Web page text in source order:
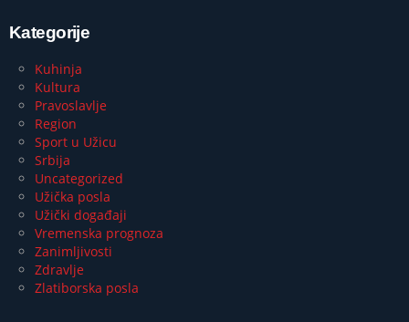
Kategorije
Kuhinja
Kultura
Pravoslavlje
Region
Sport u Užicu
Srbija
Uncategorized
Užička posla
Užički događaji
Vremenska prognoza
Zanimljivosti
Zdravlje
Zlatiborska posla